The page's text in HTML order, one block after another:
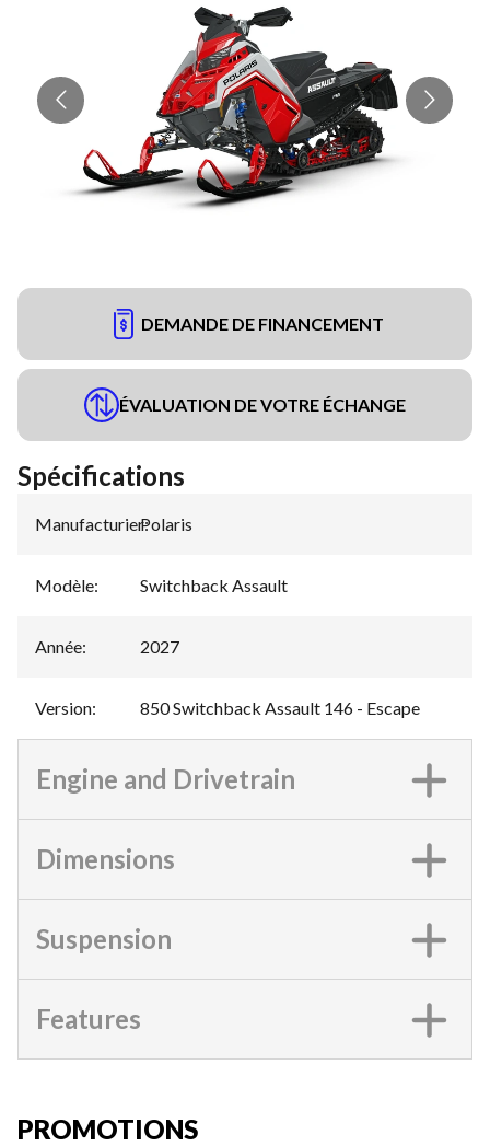
DEMANDE DE FINANCEMENT
ÉVALUATION DE VOTRE ÉCHANGE
Spécifications
Manufacturier:
Polaris
Modèle: Switchback Assault
Année: 2027
Version: 850 Switchback Assault 146 - Escape
Engine and Drivetrain
Dimensions
Suspension
Features
PROMOTIONS